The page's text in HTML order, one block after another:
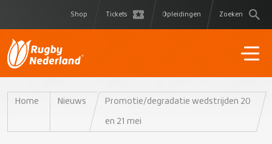
Shop Tickets Opleidingen Zoeken
Home Nieuws Promotie/degradatie wedstrijden 20
en 21 mei